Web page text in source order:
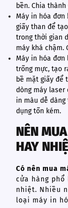
bền. Chia
Máy in hóa
giấy than để
trong thời gian
máy khá chậm.
Máy in hóa đơn
trống mực, tạo
bề mặt giấy để
dòng máy laser
in màu dễ
dụng tốn kém.
NÊN
HAY
Có nên mua
cửa hàng phổ
nhiệt. Nhiều
loại máy in